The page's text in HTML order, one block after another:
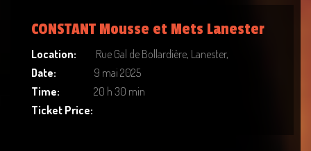
CONSTANT Mousse et Mets Lanester
Location:
Rue Gal de Bollardière, Lanester,
Date:
9 mai 2025
Time:
20 h 30 min
Ticket Price: